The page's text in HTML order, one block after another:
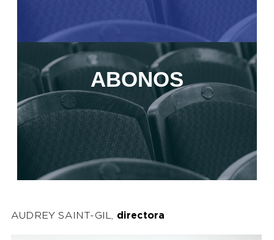
ABONOS
AUDREY SAINT-GIL, directora